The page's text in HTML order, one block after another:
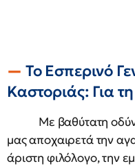
Το Εσπερινό
Καστοριάς: Για
Με βαθύτατη οδύνη
μας αποχαιρετά την
άριστη φιλόλογο, την